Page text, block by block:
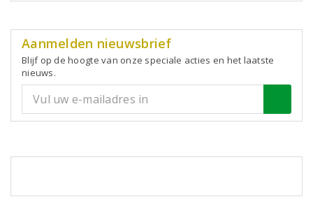
Aanmelden nieuwsbrief
Blijf op de hoogte van onze speciale acties en het laatste
nieuws.